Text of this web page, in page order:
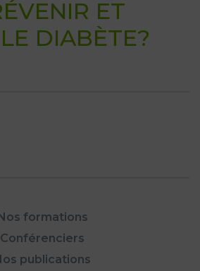
ET
DIABÈTE?
Nos formations
Conférenciers
publications